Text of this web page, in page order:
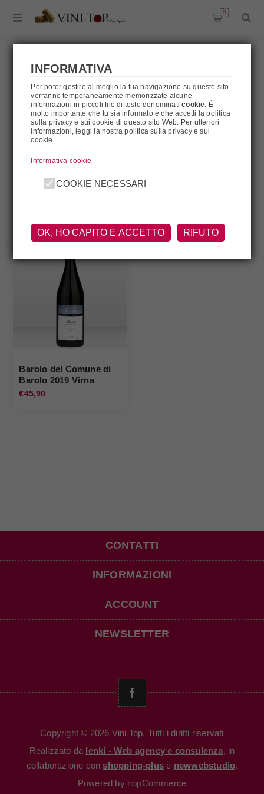
0
VIRNA
Barolo del Comune di
Barolo 2019 Virna
€45,90
CONTATTI
INFORMAZIONI
ACCOUNT
NEWSLETTER
Copyright © 2026 Vini Top. Tutti i diritti riservati
Realizzato da Ienki - Web agency e consulenza, in
collaborazione con shopping-plus e newwebstudio.
Powered by nopCommerce
INFORMATIVA
Per poter gestire al meglio la tua navigazione su questo sito
verranno temporaneamente memorizzate alcune
informazioni in piccoli file di testo denominaticookie. È
molto importante che tu sia informato e che accetti la politica
sulla privacy e sui cookie di questo sito Web. Per ulteriori
informazioni, leggi la nostra politica sulla privacy e sui
cookie.
Informativa cookie
COOKIE NECESSARI
OK, HO CAPITO E ACCETTO RIFUTO